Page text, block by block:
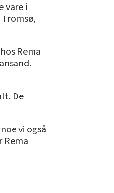
vare i
Rema
De
vi også
Rema